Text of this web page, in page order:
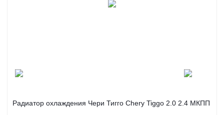
Радиатор охлаждения Чери Тигго Chery Tiggo 2.0 2.4 МКПП